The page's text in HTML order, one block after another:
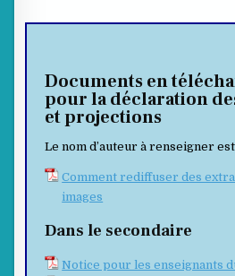
Documents en
pour la déclaration
et projections
Le nom d’auteur à renseigner est
Comment rediffuser des
images
Dans le secondaire
Notice pour les enseignants